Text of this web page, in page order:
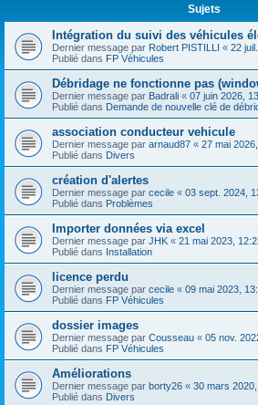
Sujets
Intégration du suivi des véhicules
Dernier message par Robert PISTILLI « 22
Publié dans FP Véhicules
Débridage ne fonctionne pas
Dernier message par Badrali « 07 juin 2026,
Publié dans Demande de nouvelle clé de
association conducteur vehicule
Dernier message par arnaud87 « 27 mai
Publié dans Divers
création d'alertes
Dernier message par cecile « 03 sept. 2024,
Publié dans Problèmes
Importer données via excel
Dernier message par JHK « 21 mai 2023,
Publié dans Installation
licence perdu
Dernier message par cecile « 09 mai 2023,
Publié dans FP Véhicules
dossier images
Dernier message par Cousseau « 05 nov.
Publié dans FP Véhicules
Améliorations
Dernier message par borty26 « 30 mars
Publié dans Divers